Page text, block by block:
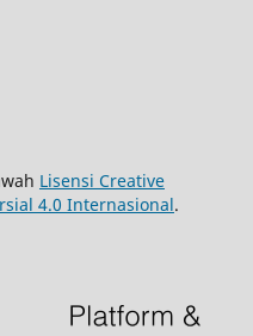
Lisensi Creative
4.0 Internasional.